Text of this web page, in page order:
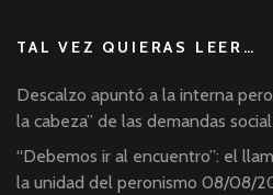
TAL VEZ QUIERAS LEER…
Descalzo apuntó a la interna
la cabeza” de las demandas
“Debemos ir al encuentro”: el
la unidad del peronismo 08/08/